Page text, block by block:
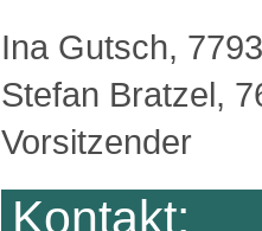
Ina Gutsch,
Stefan Bratzel,
Vorsitzender
Kontakt: